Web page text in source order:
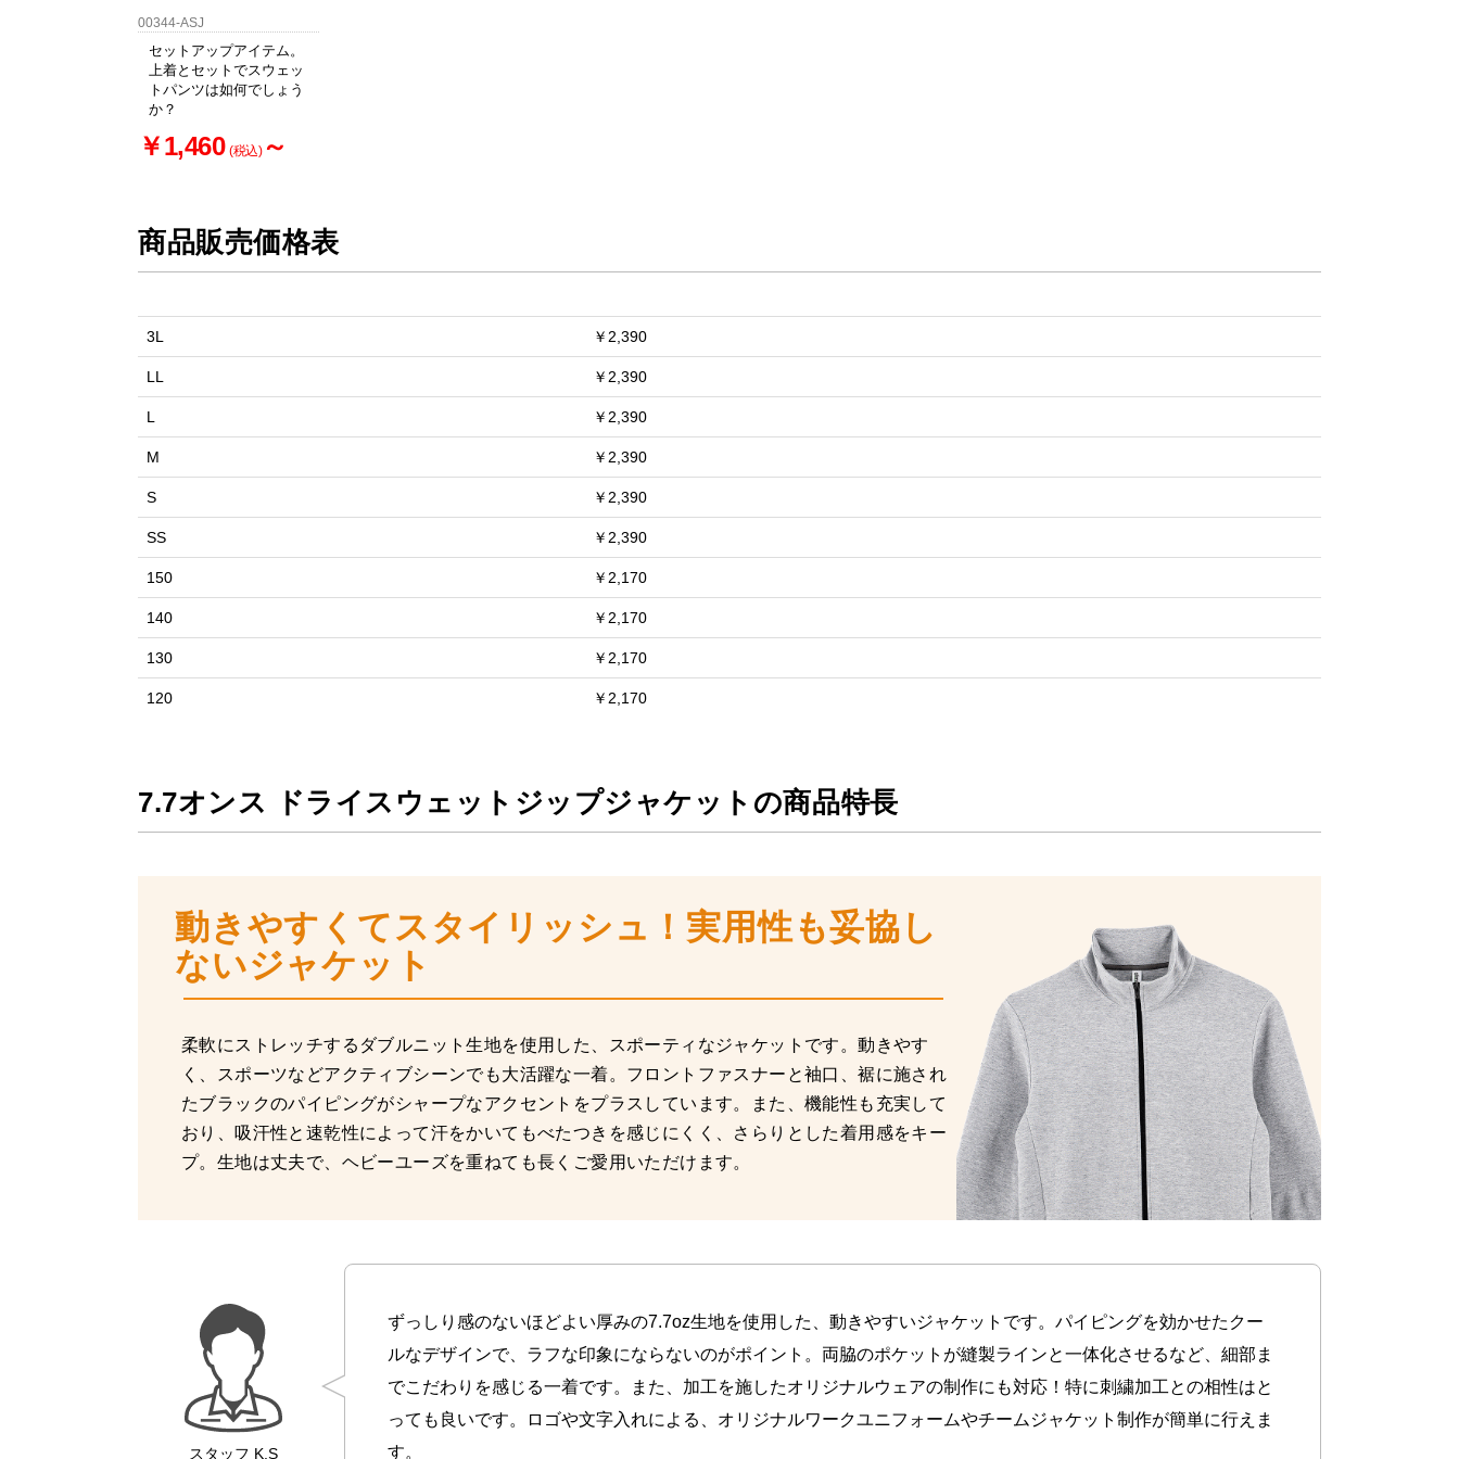
00344-ASJ
セットアップアイテム。
上着とセットでスウェッ
トパンツは如何でしょう
か？
￥1,460 (税込)～
商品販売価格表
3L ￥2,390
LL ￥2,390
L ￥2,390
M ￥2,390
S ￥2,390
SS ￥2,390
150 ￥2,170
140 ￥2,170
130 ￥2,170
120 ￥2,170
7.7オンス ドライスウェットジップジャケットの商品特長
動きやすくてスタイリッシュ！実用性も妥協し
ないジャケット
柔軟にストレッチするダブルニット生地を使用した、スポーティなジャケットです。動きやす
く、スポーツなどアクティブシーンでも大活躍な一着。フロントファスナーと袖口、裾に施され
たブラックのパイピングがシャープなアクセントをプラスしています。また、機能性も充実して
おり、吸汗性と速乾性によって汗をかいてもべたつきを感じにくく、さらりとした着用感をキー
プ。生地は丈夫で、ヘビーユーズを重ねても長くご愛用いただけます。
スタッフ K.S
ずっしり感のないほどよい厚みの7.7oz生地を使用した、動きやすいジャケットです。パイピングを効かせたクー
ルなデザインで、ラフな印象にならないのがポイント。両脇のポケットが縫製ラインと一体化させるなど、細部ま
でこだわりを感じる一着です。また、加工を施したオリジナルウェアの制作にも対応！特に刺繍加工との相性はと
っても良いです。ロゴや文字入れによる、オリジナルワークユニフォームやチームジャケット制作が簡単に行えま
す。